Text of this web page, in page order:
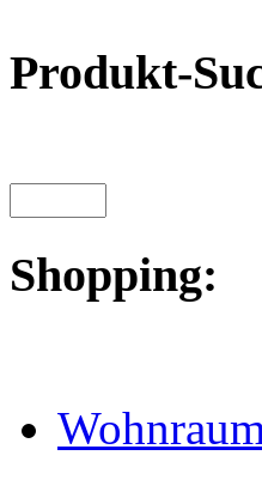
Produkt-
Shopping: